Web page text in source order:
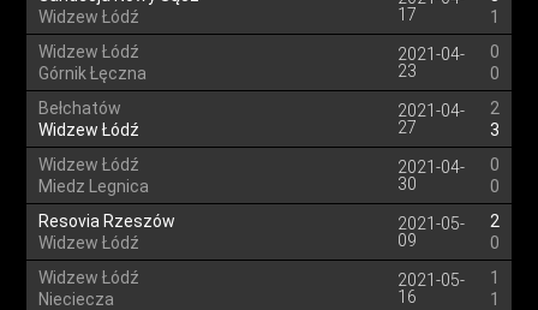
Widzew Łódź
17
1
Widzew Łódź
Górnik Łęczna
2021-04-
23
0
0
Bełchatów
Widzew Łódź
2021-04-
27
2
3
Widzew Łódź
Miedz Legnica
2021-04-
30
0
0
Resovia Rzeszów
Widzew Łódź
2021-05-
09
2
0
Widzew Łódź
Nieciecza
2021-05-
16
1
1